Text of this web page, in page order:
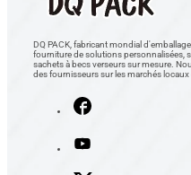
DQ PACK, fabricant mondial
fourniture de solutions personnalisées,
sachets à becs verseurs sur mesure.
des fournisseurs sur les marchés